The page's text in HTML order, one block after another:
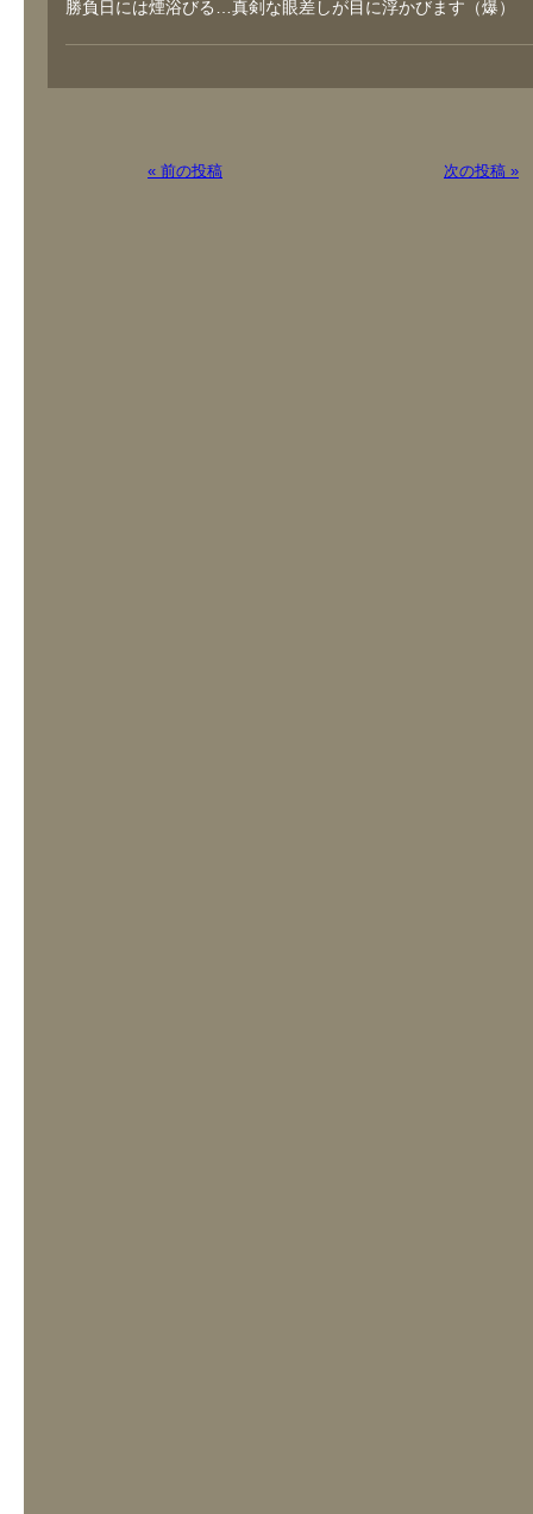
勝負日には煙浴びる…真剣な眼差しが目に浮かびます（爆）
« 前の投稿 次の投稿 »